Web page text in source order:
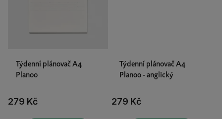
Týdenní plánovač A4
Planoo
279 Kč
Týdenní plánovač A4
Planoo - anglický
279 Kč